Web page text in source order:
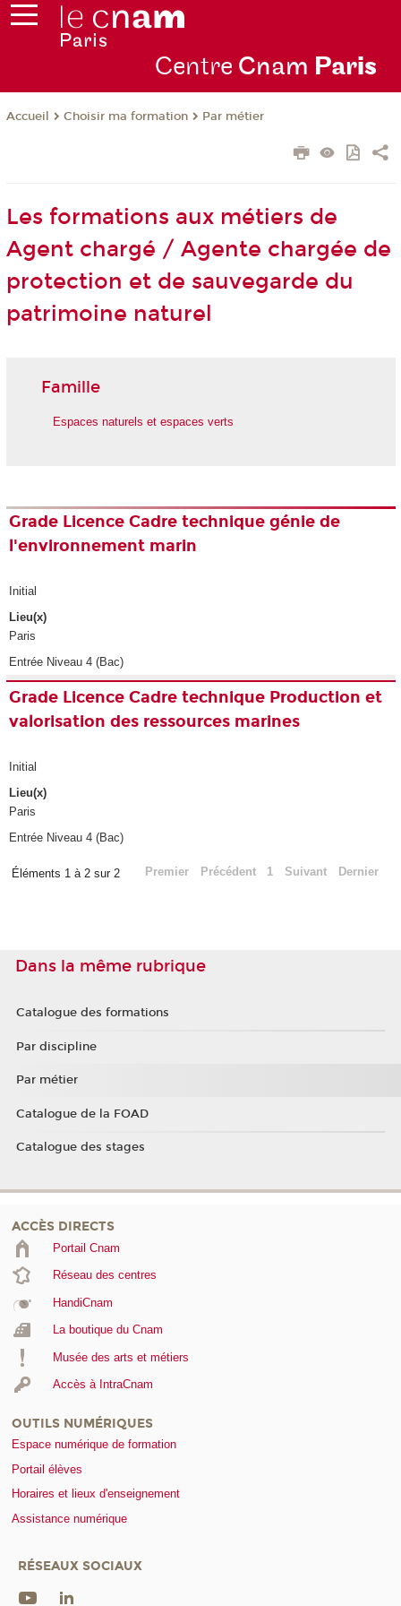
Centre Cnam Paris
Accueil Choisir ma formation Par métier
Les formations aux métiers de
Agent chargé / Agente chargée de
protection et de sauvegarde du
patrimoine naturel
Famille
Espaces naturels et espaces verts
Grade Licence Cadre technique génie de
l'environnement marin
Initial
Lieu(x)
Paris
Entrée Niveau 4 (Bac)
Grade Licence Cadre technique Production et
valorisation des ressources marines
Initial
Lieu(x)
Paris
Entrée Niveau 4 (Bac)
Éléments 1 à 2 sur 2 Premier Précédent 1 Suivant Dernier
Dans la même rubrique
Catalogue des formations
Par discipline
Par métier
Catalogue de la FOAD
Catalogue des stages
ACCÈS DIRECTS
Portail Cnam
Réseau des centres
HandiCnam
La boutique du Cnam
Musée des arts et métiers
Accès à IntraCnam
OUTILS NUMÉRIQUES
Espace numérique de formation
Portail élèves
Horaires et lieux d'enseignement
Assistance numérique
RÉSEAUX SOCIAUX